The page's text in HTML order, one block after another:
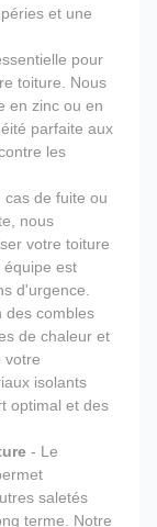
et une
pour
toiture. Nous
en zinc ou en
parfaite aux
les
cas de fuite ou
nous
votre toiture
équipe est
d'urgence.
des combles
de chaleur et
votre
isolants
optimal et des
- Le
saletés
terme. Notre